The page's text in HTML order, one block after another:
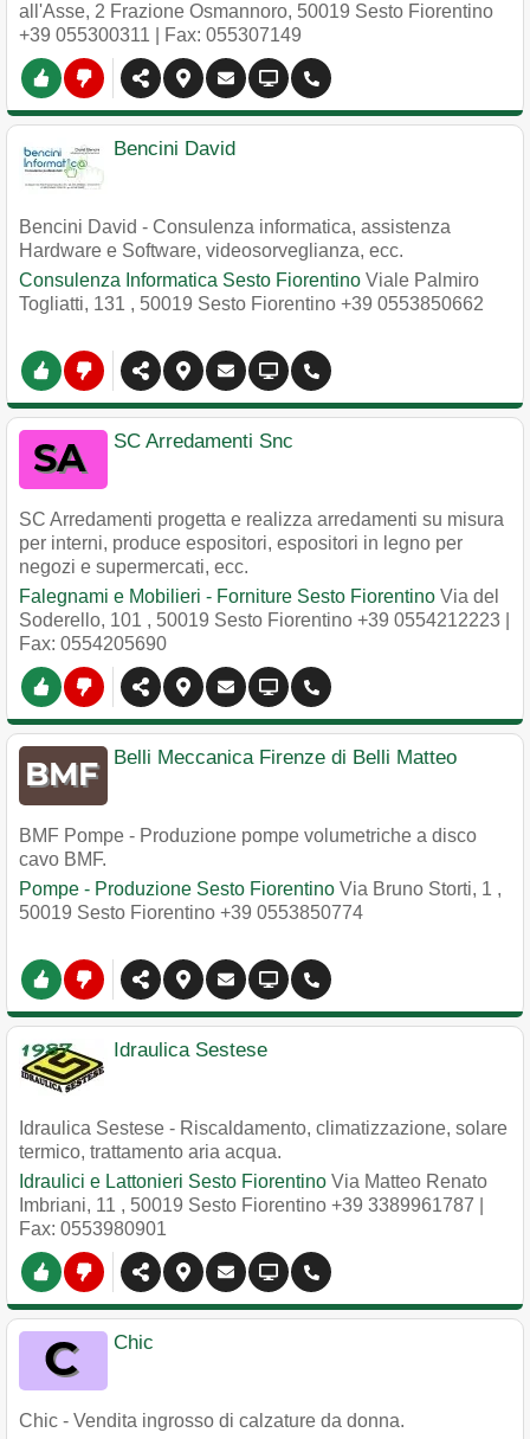
all'Asse, 2 Frazione Osmannoro, 50019 Sesto Fiorentino
+39 055300311 | Fax: 055307149
Bencini David
Bencini David - Consulenza informatica, assistenza
Hardware e Software, videosorveglianza, ecc.
Consulenza Informatica Sesto Fiorentino Viale Palmiro
Togliatti, 131 , 50019 Sesto Fiorentino +39 0553850662
SC Arredamenti Snc
SC Arredamenti progetta e realizza arredamenti su misura
per interni, produce espositori, espositori in legno per
negozi e supermercati, ecc.
Falegnami e Mobilieri - Forniture Sesto Fiorentino Via del
Soderello, 101 , 50019 Sesto Fiorentino +39 0554212223
Fax: 0554205690
Belli Meccanica Firenze di Belli Matteo
BMF Pompe - Produzione pompe volumetriche a disco
cavo BMF.
Pompe - Produzione Sesto Fiorentino Via Bruno Storti, 1 ,
50019 Sesto Fiorentino +39 0553850774
Idraulica Sestese
Idraulica Sestese - Riscaldamento, climatizzazione, solare
termico, trattamento aria acqua.
Idraulici e Lattonieri Sesto Fiorentino Via Matteo Renato
Imbriani, 11 , 50019 Sesto Fiorentino +39 3389961787
Fax: 0553980901
Chic
Chic - Vendita ingrosso di calzature da donna.